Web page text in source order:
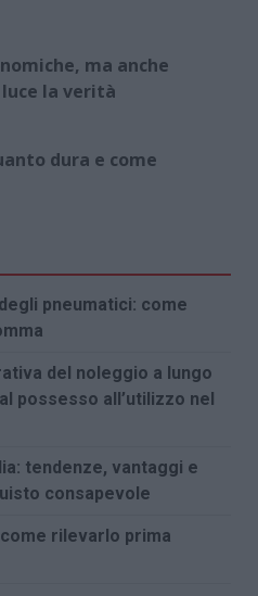
ma anche
la verità
dura e come
pneumatici: come
del noleggio a lungo
possesso all’utilizzo nel
tendenze, vantaggi e
consapevole
rilevarlo prima